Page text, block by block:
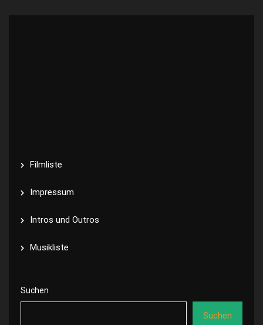
Filmliste
Impressum
Intros und Outros
Musikliste
Suchen
Suchen